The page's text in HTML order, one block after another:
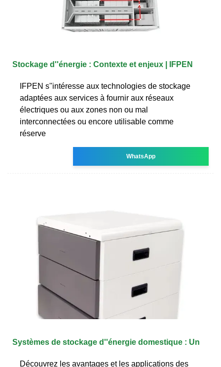
Stockage d''énergie : Contexte et enjeux | IFPEN
IFPEN s''intéresse aux technologies de stockage
adaptées aux services à fournir aux réseaux
électriques ou aux zones non ou mal
interconnectées ou encore utilisable comme
réserve
WhatsApp
Systèmes de stockage d''énergie domestique : Un
Découvrez les avantages et les applications des